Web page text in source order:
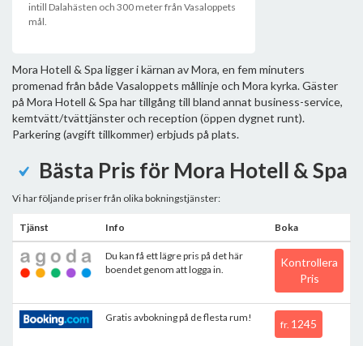
intill Dalahästen och 300 meter från Vasaloppets
mål.
Mora Hotell & Spa ligger i kärnan av Mora, en fem minuters
promenad från både Vasaloppets mållinje och Mora kyrka. Gäster
på Mora Hotell & Spa har tillgång till bland annat business-service,
kemtvätt/tvättjänster och reception (öppen dygnet runt).
Parkering (avgift tillkommer) erbjuds på plats.
Bästa Pris för Mora Hotell & Spa
Vi har följande priser från olika bokningstjänster:
Tjänst Info Boka
Du kan få ett lägre pris på det här
boendet genom att logga in.
Kontrollera
Pris
Gratis avbokning på de flesta rum!
fr. 1245